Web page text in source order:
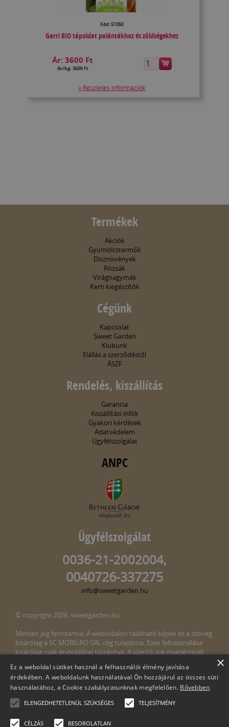
Kód: 51050
Garri BIO tápoldat palántákhoz és zöldségekhez
Ár:3600 Ft
Ár/kg: 3600 Ft
» Részletes információk
Termékek
Akciók
Gyümölcstermők
Dísznövények
Rózsák
Virághagymák
Kerti kiegészítők
Cégünk
Kapcsolat
Sweet Garden
Klubunk
Elállás a szerződéstől
ÁSZF
Rendelés, kiszállítás
Garancia
Kiszállítási infók
Gyakori kérdések
Adatvédelem
Ügyfélszolgálat
ANPC
Ügyfélszolgálat
0036-21-2002004,
0040726-337275
info@sweetgarden.hu
© copyright 2026. sweetgarden.hu
Minden jog fenntartva. A weboldalon található képek és a szöveg
kizárólag a SC MOBILRO SRL cég tulajdona. Ezek felhasználása
kizárólag csak engedéllyel történhet. A szerzői jog megsértését
megsértését észlelné, kérjük, jelezze ezt felénk a következő e-mail
címen:info@sweetgarden.hu
×
Ez a weboldal sütiket használ a felhasználói élmény javítása
érdekében. A weboldalunk használatával Ön hozzájárul az összes süti
használatához, a Cookie szabályzatunknak megfelelően. Bővebben
ELENGEDHETETLENÜL SZÜKSÉGES TELJESÍTMÉNY
CÉLZÁS BESOROLATLAN